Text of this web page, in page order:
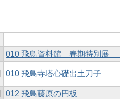
010 飛鳥資料館 春期特別展
010 飛鳥寺塔心礎出土刀子
012 飛鳥藤原の円板